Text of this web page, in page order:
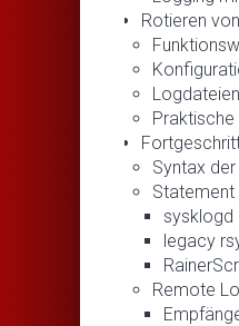
Rotieren
Praktische
Syntax
sysklogd
legacy
Remote